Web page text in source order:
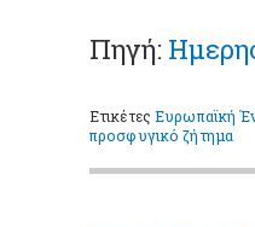
Πηγή:
ΕτικέτεςΕυρωπαϊκή
προσφυγικό ζήτημα